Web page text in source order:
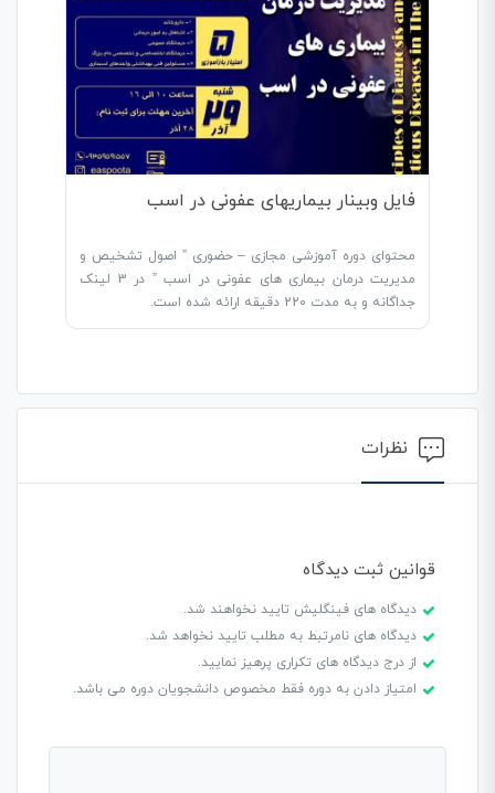
فایل وبینار بیماریهای عفونی در اسب
محتوای دوره آموزشی مجازی – حضوری ” اصول تشخیص و
مدیریت درمان بیماری های عفونی در اسب ” در 3 لینک
جداگانه و به مدت 220 دقیقه ارائه شده است.
نظرات
قوانین ثبت دیدگاه
دیدگاه های فینگلیش تایید نخواهند شد.
دیدگاه های نامرتبط به مطلب تایید نخواهد شد.
از درج دیدگاه های تکراری پرهیز نمایید.
امتیاز دادن به دوره فقط مخصوص دانشجویان دوره می باشد.